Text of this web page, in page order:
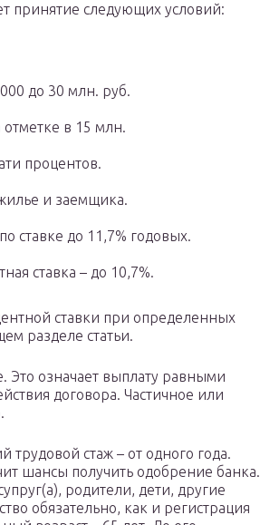
принятие следующих условий:
до 30 млн. руб.
в 15 млн.
процентов.
и заемщика.
ставке до 11,7% годовых.
ставка – до 10,7%.
ставки при определенных
разделе статьи.
Это означает выплату равными
договора. Частичное или
стаж – от одного года.
шансы получить одобрение банка.
родители, дети, другие
обязательно, как и регистрация